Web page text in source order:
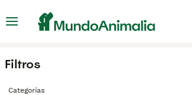
Filtros
Categorías